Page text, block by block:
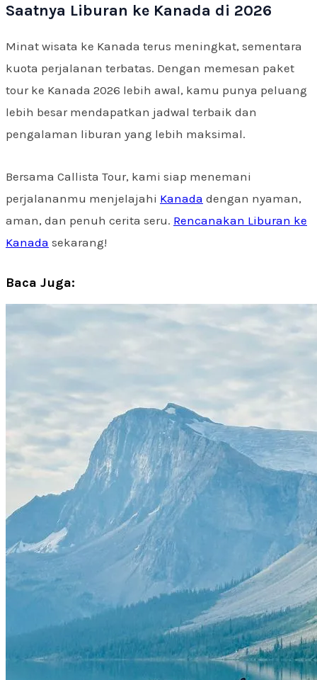
Saatnya Liburan ke Kanada di 2026
Minat wisata ke Kanada terus meningkat, sementara
kuota perjalanan terbatas. Dengan memesan paket
tour ke Kanada 2026 lebih awal, kamu punya peluang
lebih besar mendapatkan jadwal terbaik dan
pengalaman liburan yang lebih maksimal.
Bersama Callista Tour, kami siap menemani
perjalananmu menjelajahi Kanada dengan nyaman,
aman, dan penuh cerita seru. Rencanakan Liburan ke
Kanada sekarang!
Baca Juga: